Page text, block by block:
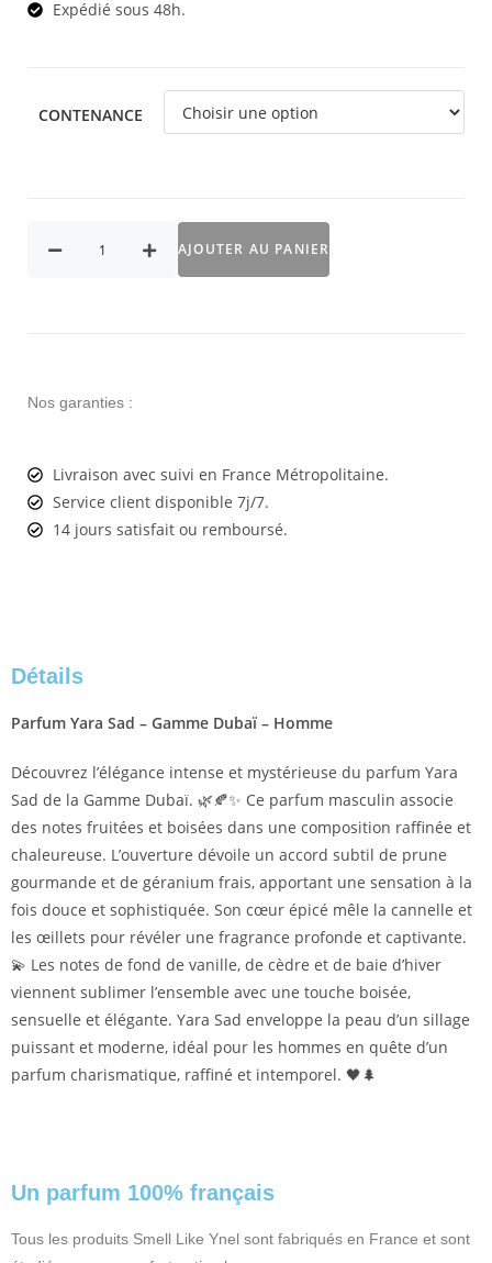
Expédié sous 48h.
CONTENANCE
AJOUTER AU PANIER
Nos garanties :
Livraison avec suivi en France Métropolitaine.
Service client disponible 7j/7.
14 jours satisfait ou remboursé.
Détails
Parfum Yara Sad – Gamme Dubaï – Homme
Découvrez l’élégance intense et mystérieuse du parfum Yara
Sad de la Gamme Dubaï. 🌿🍂✨ Ce parfum masculin associe
des notes fruitées et boisées dans une composition raffinée et
chaleureuse. L’ouverture dévoile un accord subtil de prune
gourmande et de géranium frais, apportant une sensation à la
fois douce et sophistiquée. Son cœur épicé mêle la cannelle et
les œillets pour révéler une fragrance profonde et captivante.
💫 Les notes de fond de vanille, de cèdre et de baie d’hiver
viennent sublimer l’ensemble avec une touche boisée,
sensuelle et élégante. Yara Sad enveloppe la peau d’un sillage
puissant et moderne, idéal pour les hommes en quête d’un
parfum charismatique, raffiné et intemporel. 🖤🌲
Un parfum 100% français
Tous les produits Smell Like Ynel sont fabriqués en France et sont